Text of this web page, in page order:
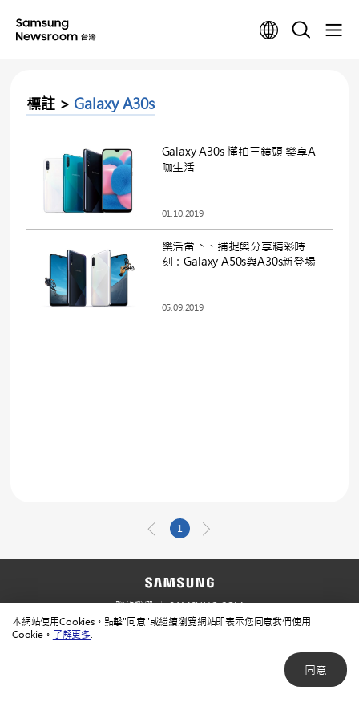
本網站使用Cookies。點擊"同意"或繼續瀏覽網站即表示您同意我們使用
Cookie。 了解更多
同意
標註 > Galaxy A30s
Galaxy A30s 懂拍三鏡頭 樂享A
咖生活
01.10.2019
樂活當下、捕捉與分享精彩時
刻：Galaxy A50s與A30s新登場
05.09.2019
1
聯絡我們
SAMSUNG.COM
使用規範
隱私規範